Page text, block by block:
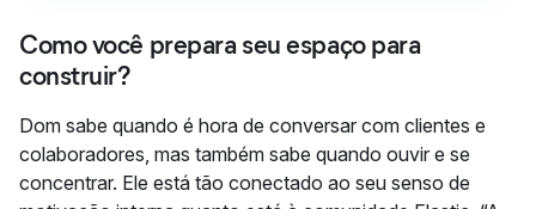
Como você prepara seu espaço para
construir?
Dom sabe quando é hora de conversar com clientes e
colaboradores, mas também sabe quando ouvir e se
concentrar. Ele está tão conectado ao seu senso de